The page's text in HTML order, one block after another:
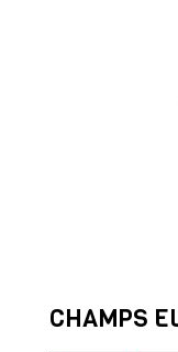
CHAMPS